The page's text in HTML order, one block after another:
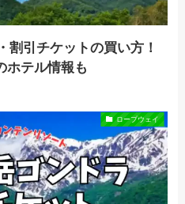
割引チケットの買い方！
ホテル情報も
ロープウェイ